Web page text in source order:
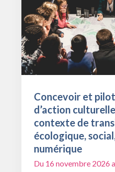
Concevoir et
d’action
contexte de
écologique,
numérique
Du 16 novembre 2026